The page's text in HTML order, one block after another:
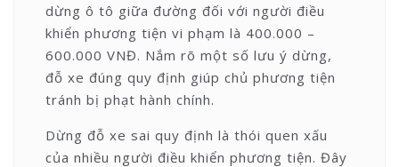
dừng ô tô giữa đường đối với người điều
khiển phương tiện vi phạm là 400.000 –
600.000 VNĐ. Nắm rõ một số lưu ý dừng,
đỗ xe đúng quy định giúp chủ phương tiện
tránh bị phạt hành chính.
Dừng đỗ xe sai quy định là thói quen xấu
của nhiều người điều khiển phương tiện. Đây